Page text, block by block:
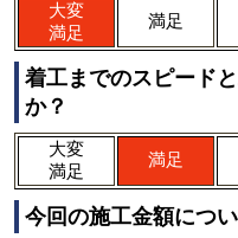
大変
満足
満足
着工までのスピード
か？
大変
満足
満足
今回の施工金額につ